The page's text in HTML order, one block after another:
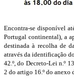
Encontra-se disponível
Portugal continental), a
destinada à recolha de
através da identificação
42.º, do Decreto-Lei n.º
2 do artigo 16.º do anexo